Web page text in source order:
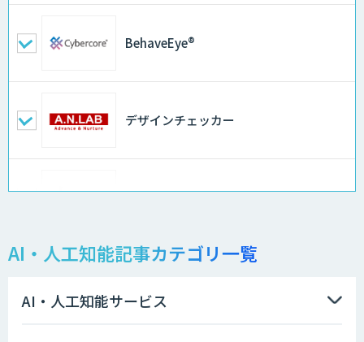
BehaveEye®
デザインチェッカー
地理空間DX ソリューション
製造業特化型オーダーメイドAI開発（知
AI・人工知能記事カテゴリ一覧
AI・人工知能サービス